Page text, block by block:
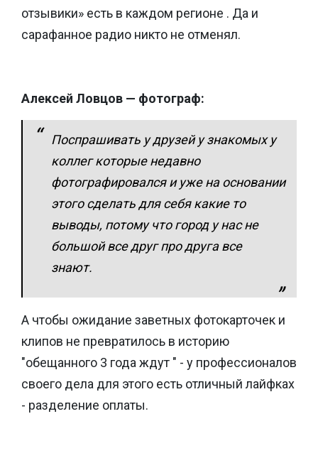
отзывики» есть в каждом регионе . Да и
сарафанное радио никто не отменял.
Алексей Ловцов — фотограф:
Поспрашивать у друзей у знакомых у
коллег которые недавно
фотографировался и уже на основании
этого сделать для себя какие то
выводы, потому что город у нас не
большой все друг про друга все
знают.
А чтобы ожидание заветных фотокарточек и
клипов не превратилось в историю
"обещанного 3 года ждут " - у профессионалов
своего дела для этого есть отличный лайфках
- разделение оплаты.